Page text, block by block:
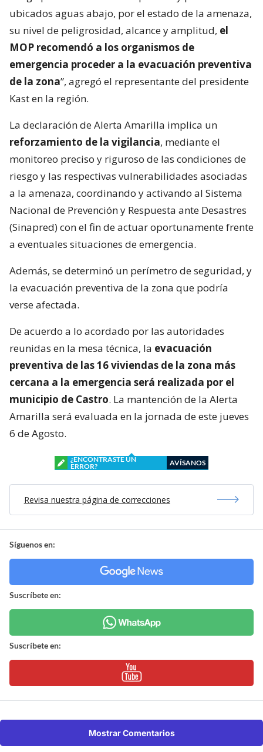
ubicados aguas abajo, por el estado de la amenaza,
su nivel de peligrosidad, alcance y amplitud, el
MOP recomendó a los organismos de
emergencia proceder a la evacuación preventiva
de la zona”, agregó el representante del presidente
Kast en la región.
La declaración de Alerta Amarilla implica un
reforzamiento de la vigilancia, mediante el
monitoreo preciso y riguroso de las condiciones de
riesgo y las respectivas vulnerabilidades asociadas
a la amenaza, coordinando y activando al Sistema
Nacional de Prevención y Respuesta ante Desastres
(Sinapred) con el fin de actuar oportunamente frente
a eventuales situaciones de emergencia.
Además, se determinó un perímetro de seguridad, y
la evacuación preventiva de la zona que podría
verse afectada.
De acuerdo a lo acordado por las autoridades
reunidas en la mesa técnica, la evacuación
preventiva de las 16 viviendas de la zona más
cercana a la emergencia será realizada por el
municipio de Castro. La mantención de la Alerta
Amarilla será evaluada en la jornada de este jueves
6 de Agosto.
¿ENCONTRASTE UN
ERROR?
AVÍSANOS
Revisa nuestra página de correcciones
Síguenos en:
Suscríbete en:
Suscríbete en:
Mostrar Comentarios